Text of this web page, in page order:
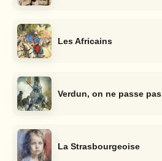
Les Africains
Verdun, on ne passe pas
La Strasbourgeoise